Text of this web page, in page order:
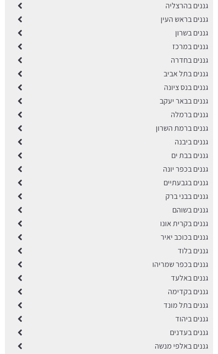
גננים בהרצליה
גננים בראש העין
גננים בשרון
גננים במרכז
גננים בחדרה
גננים בתל אביב
גננים בנס ציונה
גננים בבאר יעקב
גננים ברמלה
גננים ברמת השרון
גננים ביבנה
גננים בבת ים
גננים בכפר יונה
גננים בגבעתיים
גננים בבני ברק
גננים בשוהם
גננים בקרית אונו
גננים בכוכב יאיר
גננים בלוד
גננים בכפר שמריהו
גננים באלעד
גננים בקדימה
גננים בתל מונד
גננים ביהוד
גננים בעדנים
גננים באלפי מנשה